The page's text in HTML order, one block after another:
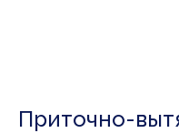
Приточно-